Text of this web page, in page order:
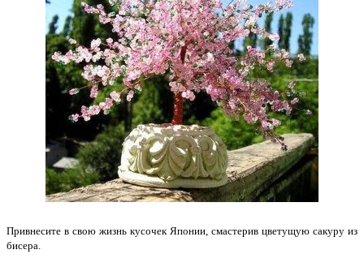
Привнесите в свою жизнь кусочек Японии, смастерив цветущую сакуру из
бисера.